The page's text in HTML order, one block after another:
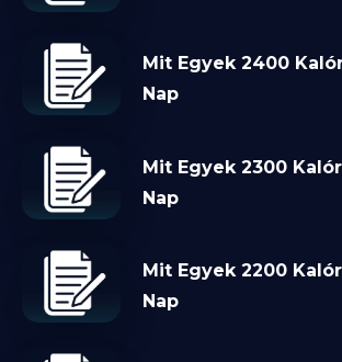
Mit Egyek 2400
Nap
Mit Egyek 2300
Nap
Mit Egyek 2200
Nap